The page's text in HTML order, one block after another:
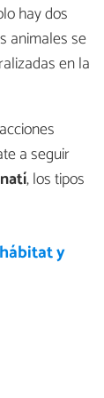
hay dos
animales se
en la
a seguir
, los tipos
y